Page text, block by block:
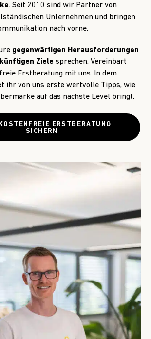
. Seit 2010 sind wir Partner von
Unternehmen und bringen
nach vorne.
gegenwärtigen Herausforderungen
Ziele sprechen. Vereinbart
Erstberatung mit uns. In dem
ihr von uns erste wertvolle Tipps, wie
auf das nächste Level bringt.
ERSTBERATUNG
SICHERN